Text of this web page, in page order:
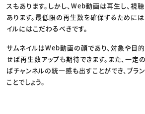
スもあります。しかし、Web動画は再生し、視
あります。最低限の再生数を確保するために
イルにはこだわるべきです。
サムネイルはWeb動画の顔であり、対象や目
せば再生数アップも期待できます。また、一定
ばチャンネルの統一感も出すことができ、ブラ
ことでしょう。